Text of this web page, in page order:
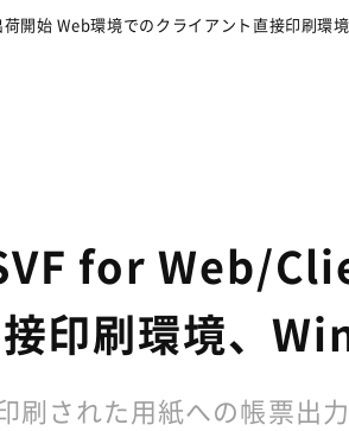
開始 Web環境でのクライアント直接印刷
for Web/
印刷環境、
刷された用紙への帳票出